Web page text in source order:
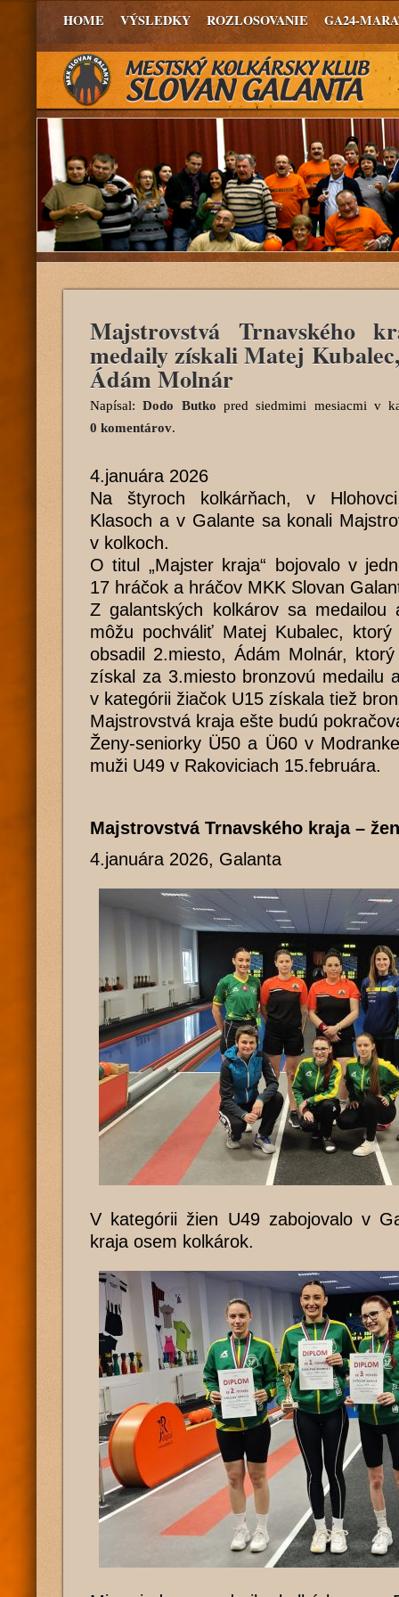
HOME VÝSLEDKY ROZLOSOVANIE GA24-
Majstrovstvá Trnavského
medaily získali Matej
Ádám Molnár
Napísal:Dodo Butko pred siedmimi mesiacmi v
0 komentárov.
4.januára 2026
Na štyroch kolkárňach, v
Klasoch a v Galante sa konali
v kolkoch.
O titul „Majster kraja“ bojovalo v
17 hráčok a hráčov MKK Slovan
Z galantských kolkárov sa medailou
môžu pochváliť Matej Kubalec,
obsadil 2.miesto, Ádám Molnár,
získal za 3.miesto bronzovú medailu
v kategórii žiačok U15 získala tiež
Majstrovstvá kraja ešte budú
Ženy-seniorky Ü50 a Ü60 v
muži U49 v Rakoviciach 15.februára.
Majstrovstvá Trnavského kraja –
4.januára 2026, Galanta
V kategórii žien U49 zabojovalo v
kraja osem kolkárok.